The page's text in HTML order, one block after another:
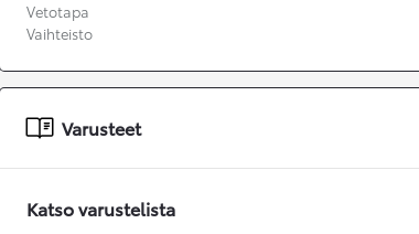
Vetotapa
Vaihteisto
Varusteet
Katso varustelista